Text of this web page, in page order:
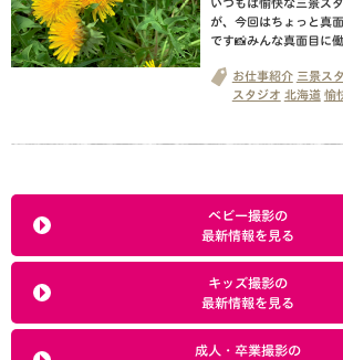
が、今回はちょっと真
です📸みんな真面目に
お仕事紹介 三景ス
スタジオ 北海道 愉
ベビー撮影の
最新情報を見る
キッズ撮影の
最新情報を見る
成人・卒業撮影の